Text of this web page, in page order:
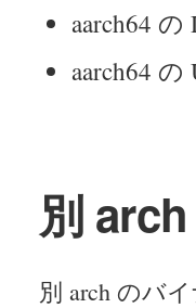
aarch64 の
aarch64 の
別
別 arch のバ